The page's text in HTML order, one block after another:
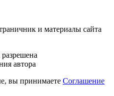
и материалы сайта
автора
вы принимаете Соглашение